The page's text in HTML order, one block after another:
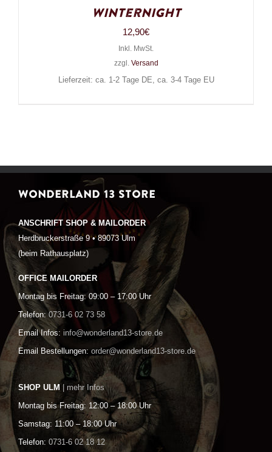
Winternight
12,90€
Inkl. MwSt.
zzgl. Versand
Lieferzeit: ca. 1-2 Tage DE, ca. 3-4 Tage EU
WONDERLAND 13 STORE
ANSCHRIFT SHOP & MAILORDER
Herdbruckerstraße 9 • 89073 Ulm
(beim Rathausplatz)
OFFICE MAILORDER
Montag bis Freitag: 09:00 – 17:00 Uhr
Telefon: 0731-6 02 73 58
Email Infos: info@wonderland13-store.de
Email Bestellungen: order@wonderland13-store.de
SHOP ULM | mehr Infos
Montag bis Freitag: 12:00 – 18:00 Uhr
Samstag: 11:00 – 18:00 Uhr
Telefon: 0731-6 02 18 12